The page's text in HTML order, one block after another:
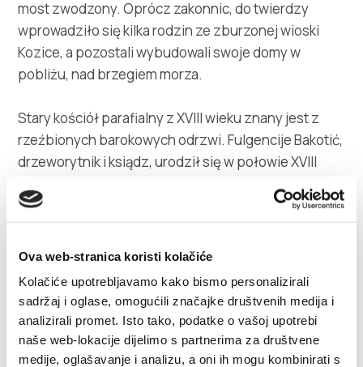
Ova web-stranica koristi kolačiće
Kolačiće upotrebljavamo kako bismo personalizirali
sadržaj i oglase, omogućili značajke društvenih medija i
analizirali promet. Isto tako, podatke o vašoj upotrebi
naše web-lokacije dijelimo s partnerima za društvene
medije, oglašavanje i analizu, a oni ih mogu kombinirati s
most zwodzony. Oprócz zakonnic, do twierdzy
wprowadziło się kilka rodzin ze zburzonej wioski
Kozice, a pozostali wybudowali swoje domy w
pobliżu, nad brzegiem morza.
Stary kościół parafialny z XVIII wieku znany jest z
rzeźbionych barokowych odrzwi. Fulgencije Bakotić,
drzeworytnik i ksiądz, urodził się w połowie XVIII
wieku w Kasztelu Gomilici. Znany jest z wyrobu
krucyfiksów, jeden z nich znajduje się w kościele
parafialnym, dwa w klasztorze we wsi Poljud, jeden w
Muzeum Miasta Kasztela oraz kilka w klasztorach we
Na turystów czekają liczne kwatery prywatne.